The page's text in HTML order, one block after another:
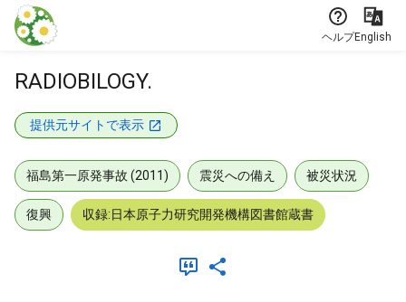
本文に飛ぶ
ヘルプEnglish
RADIOBILOGY.
提供元サイトで表示
福島第一原発事故 (2011) 震災への備え 被災状況
復興 収録:日本原子力研究開発機構図書館蔵書